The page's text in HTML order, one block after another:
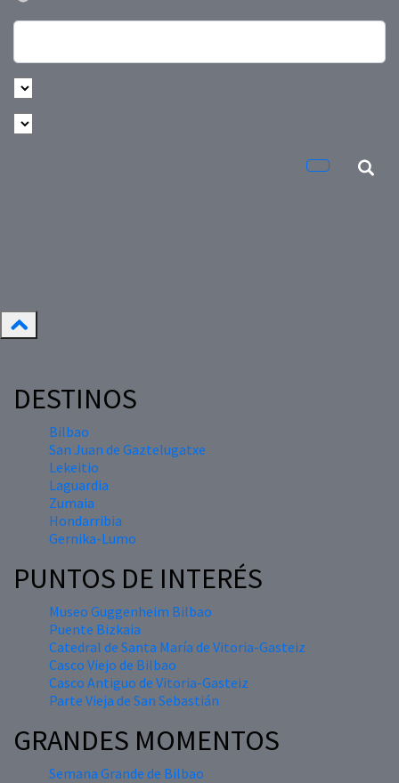
DESTINOS
Bilbao
San Juan de Gaztelugatxe
Lekeitio
Laguardia
Zumaia
Hondarribia
Gernika-Lumo
PUNTOS DE INTERÉS
Museo Guggenheim Bilbao
Puente Bizkaia
Catedral de Santa María de Vitoria-Gasteiz
Casco Viejo de Bilbao
Casco Antiguo de Vitoria-Gasteiz
Parte Vieja de San Sebastián
GRANDES MOMENTOS
Semana Grande de Bilbao